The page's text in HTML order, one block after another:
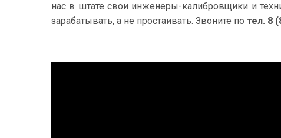
нас в штате свои инженеры-калибровщики и
зарабатывать, а не простаивать. Звоните по тел. 8